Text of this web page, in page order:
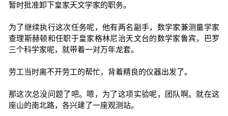
暂时批准卸下皇家天文学家的职务。
为了继续执行这次任务呢，他有两名副手，数学家兼测量学家
查理斯赫顿和任职于皇家格林尼治天文台的数学家鲁宾，巴罗
三个科学家呢，就带着一对万年龙套。
劳工当时离不开劳工的帮忙，背着精良的仪器出发了。
那这次总没问题了吧。嗯，为了这项实验呢，团队啊。就在这
座山的南北路，各兴建了一座观测站。